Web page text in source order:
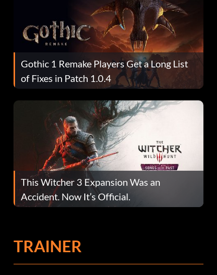
Gothic 1 Remake Players Get a Long List
of Fixes in Patch 1.0.4
This Witcher 3 Expansion Was an
Accident. Now It’s Official.
TRAINER